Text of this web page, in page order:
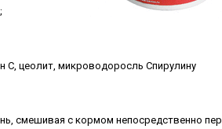
С, цеолит, микроводоросль Спирулину
смешивая с кормом непосредственно